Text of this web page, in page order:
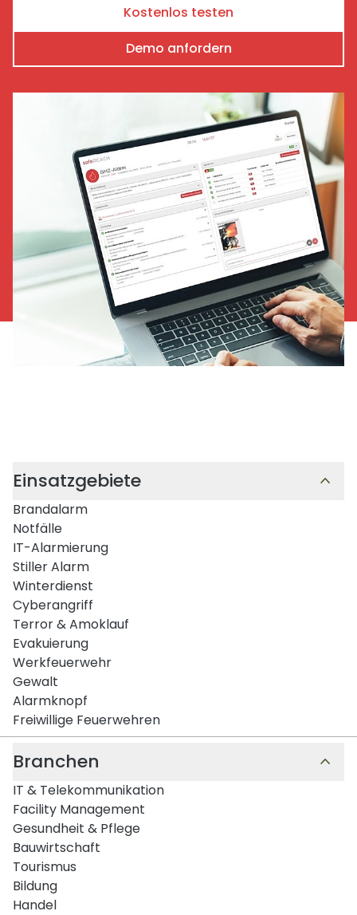
Kostenlos testen
Demo anfordern
Einsatzgebiete
Brandalarm
Notfälle
IT-Alarmierung
Stiller Alarm
Winterdienst
Cyberangriff
Terror & Amoklauf
Evakuierung
Werkfeuerwehr
Gewalt
Alarmknopf
Freiwillige Feuerwehren
Branchen
IT & Telekommunikation
Facility Management
Gesundheit & Pflege
Bauwirtschaft
Tourismus
Bildung
Handel